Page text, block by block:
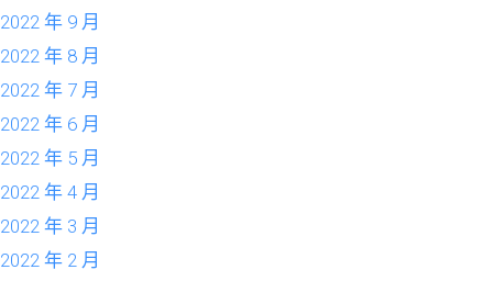
2022 年 9 月
2022 年 8 月
2022 年 7 月
2022 年 6 月
2022 年 5 月
2022 年 4 月
2022 年 3 月
2022 年 2 月